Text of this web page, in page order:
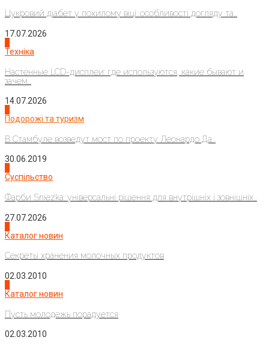
Цукровий діабет у похилому віці: особливості догляду та...
17.07.2026
Техніка
Настенные LCD-дисплеи: где используются, какие бывают и
зачем...
14.07.2026
Подорожі та туризм
В Стамбуле возведут мост по проекту Леонардо Да...
30.06.2019
Суспільство
Фарби Sniezka: універсальні рішення для внутрішніх і зовнішніх...
27.07.2026
Каталог новин
Секреты хранения молочных продуктов
02.03.2010
Каталог новин
Пусть молодежь порадуется
02.03.2010